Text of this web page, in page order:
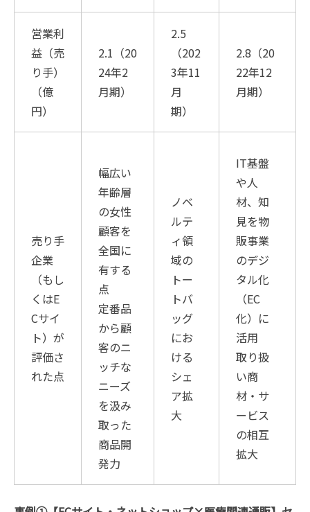
営業利
益（売
り手）
（億
円）
2.1（20
24年2
月期）
2.5
（202
3年11
月
期）
2.8（20
22年12
月期）
売り手
企業
（もし
くはE
Cサイ
ト）が
評価さ
れた点
幅広い
年齢層
の女性
顧客を
全国に
有する
点
定番品
から顧
客のニ
ッチな
ニーズ
を汲み
取った
商品開
発力
ノベ
ルテ
ィ領
域の
トー
トバ
ッグ
にお
ける
シェ
ア拡
大
IT基盤
や人
材、知
見を物
販事業
のデジ
タル化
（EC
化）に
活用
取り扱
い商
材・サ
ービス
の相互
拡大